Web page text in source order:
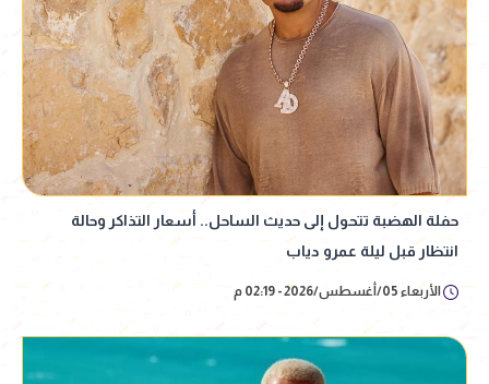
حفلة الهضبة تتحول إلى حديث الساحل.. أسعار التذاكر وحالة
انتظار قبل ليلة عمرو دياب
الأربعاء 05/أغسطس/2026 - 02:19 م